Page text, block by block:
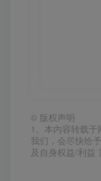
© 版权声明
1、本内容转载
我们，会尽快给
及自身权益/利益